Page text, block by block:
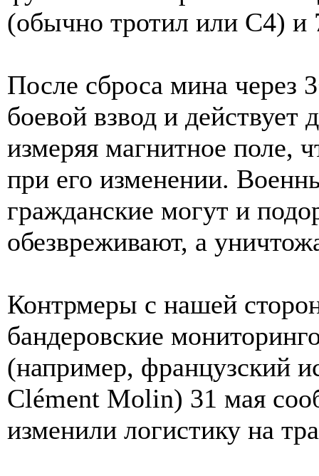
(обычно тротил или С4)
После сброса мина через
боевой взвод и действует
измеряя магнитное поле,
при его изменении.
гражданские могут и
обезвреживают, а
Контрмеры с нашей
бандеровские
(например, французский
Clément Molin) 31 мая
изменили логистику на